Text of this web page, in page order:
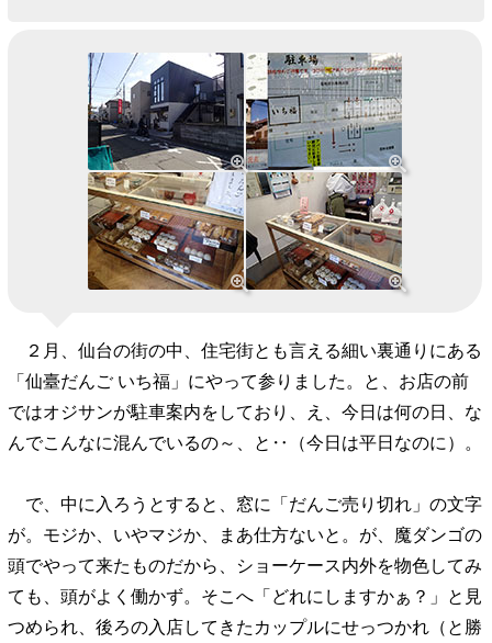
２月、仙台の街の中、住宅街とも言える細い裏通りにある
「仙臺だんご いち福」にやって参りました。と、お店の前
ではオジサンが駐車案内をしており、え、今日は何の日、な
んでこんなに混んでいるの～、と‥（今日は平日なのに）。
で、中に入ろうとすると、窓に「だんご売り切れ」の文字
が。モジか、いやマジか、まあ仕方ないと。が、魔ダンゴの
頭でやって来たものだから、ショーケース内外を物色してみ
ても、頭がよく働かず。そこへ「どれにしますかぁ？」と見
つめられ、後ろの入店してきたカップルにせっつかれ（と勝